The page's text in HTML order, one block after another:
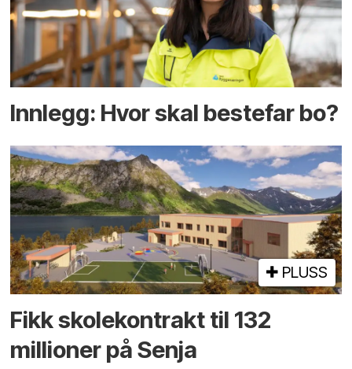
Innlegg: Hvor skal bestefar bo?
PLUSS
Fikk skole­kontrakt til 132
millioner på Senja